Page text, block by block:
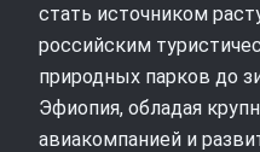
стать источником
российским
природных парков до
Эфиопия, обладая
авиакомпанией и